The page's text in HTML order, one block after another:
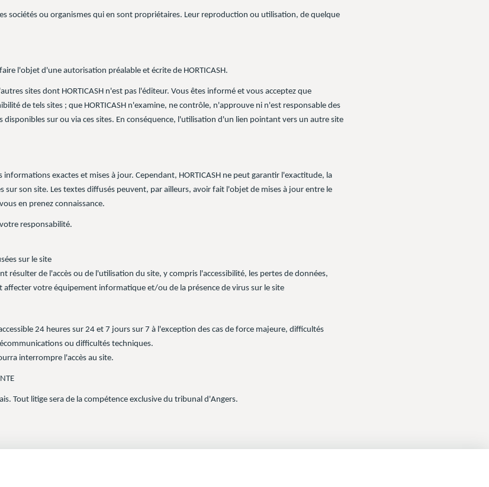
sociétés ou organismes qui en sont propriétaires. Leur reproduction ou utilisation, de quelque
l'objet d'une autorisation préalable et écrite de HORTICASH.
sites dont HORTICASH n'est pas l'éditeur. Vous êtes informé et vous acceptez que
de tels sites ; que HORTICASH n'examine, ne contrôle, n'approuve ni n'est responsable des
sur ou via ces sites. En conséquence, l'utilisation d'un lien pointant vers un autre site
exactes et mises à jour. Cependant, HORTICASH ne peut garantir l'exactitude, la
son site. Les textes diffusés peuvent, par ailleurs, avoir fait l'objet de mises à jour entre le
en prenez connaissance.
responsabilité.
sur le site
résulter de l'accès ou de l'utilisation du site, y compris l'accessibilité, les pertes de données,
votre équipement informatique et/ou de la présence de virus sur le site
24 heures sur 24 et 7 jours sur 7 à l'exception des cas de force majeure, difficultés
ou difficultés techniques.
interrompre l'accès au site.
Tout litige sera de la compétence exclusive du tribunal d'Angers.